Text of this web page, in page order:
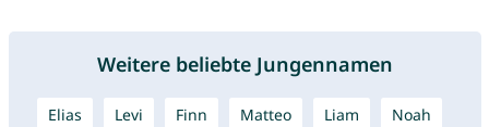
Weitere beliebte Jungennamen
Elias Levi Finn Matteo Liam Noah